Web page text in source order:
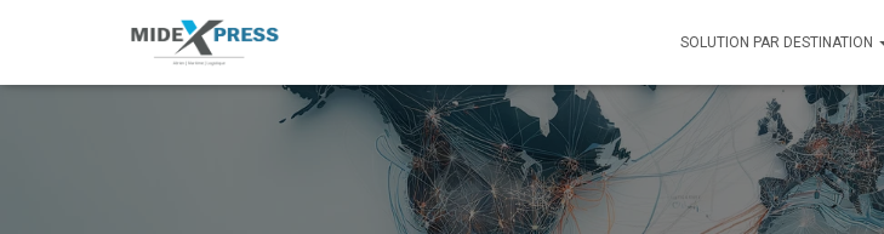
SOLUTION PAR DESTINATION